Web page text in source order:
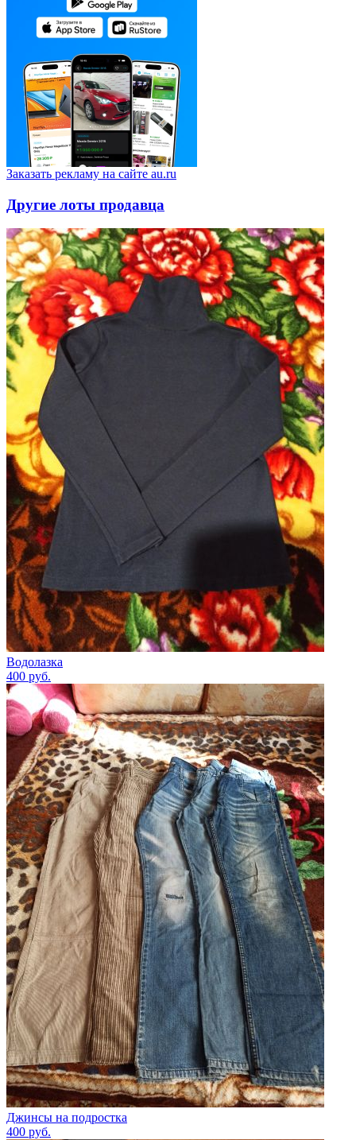
Заказать рекламу на сайте au.ru
Другие лоты продавца
Водолазка
400 руб.
Джинсы на подростка
400 руб.